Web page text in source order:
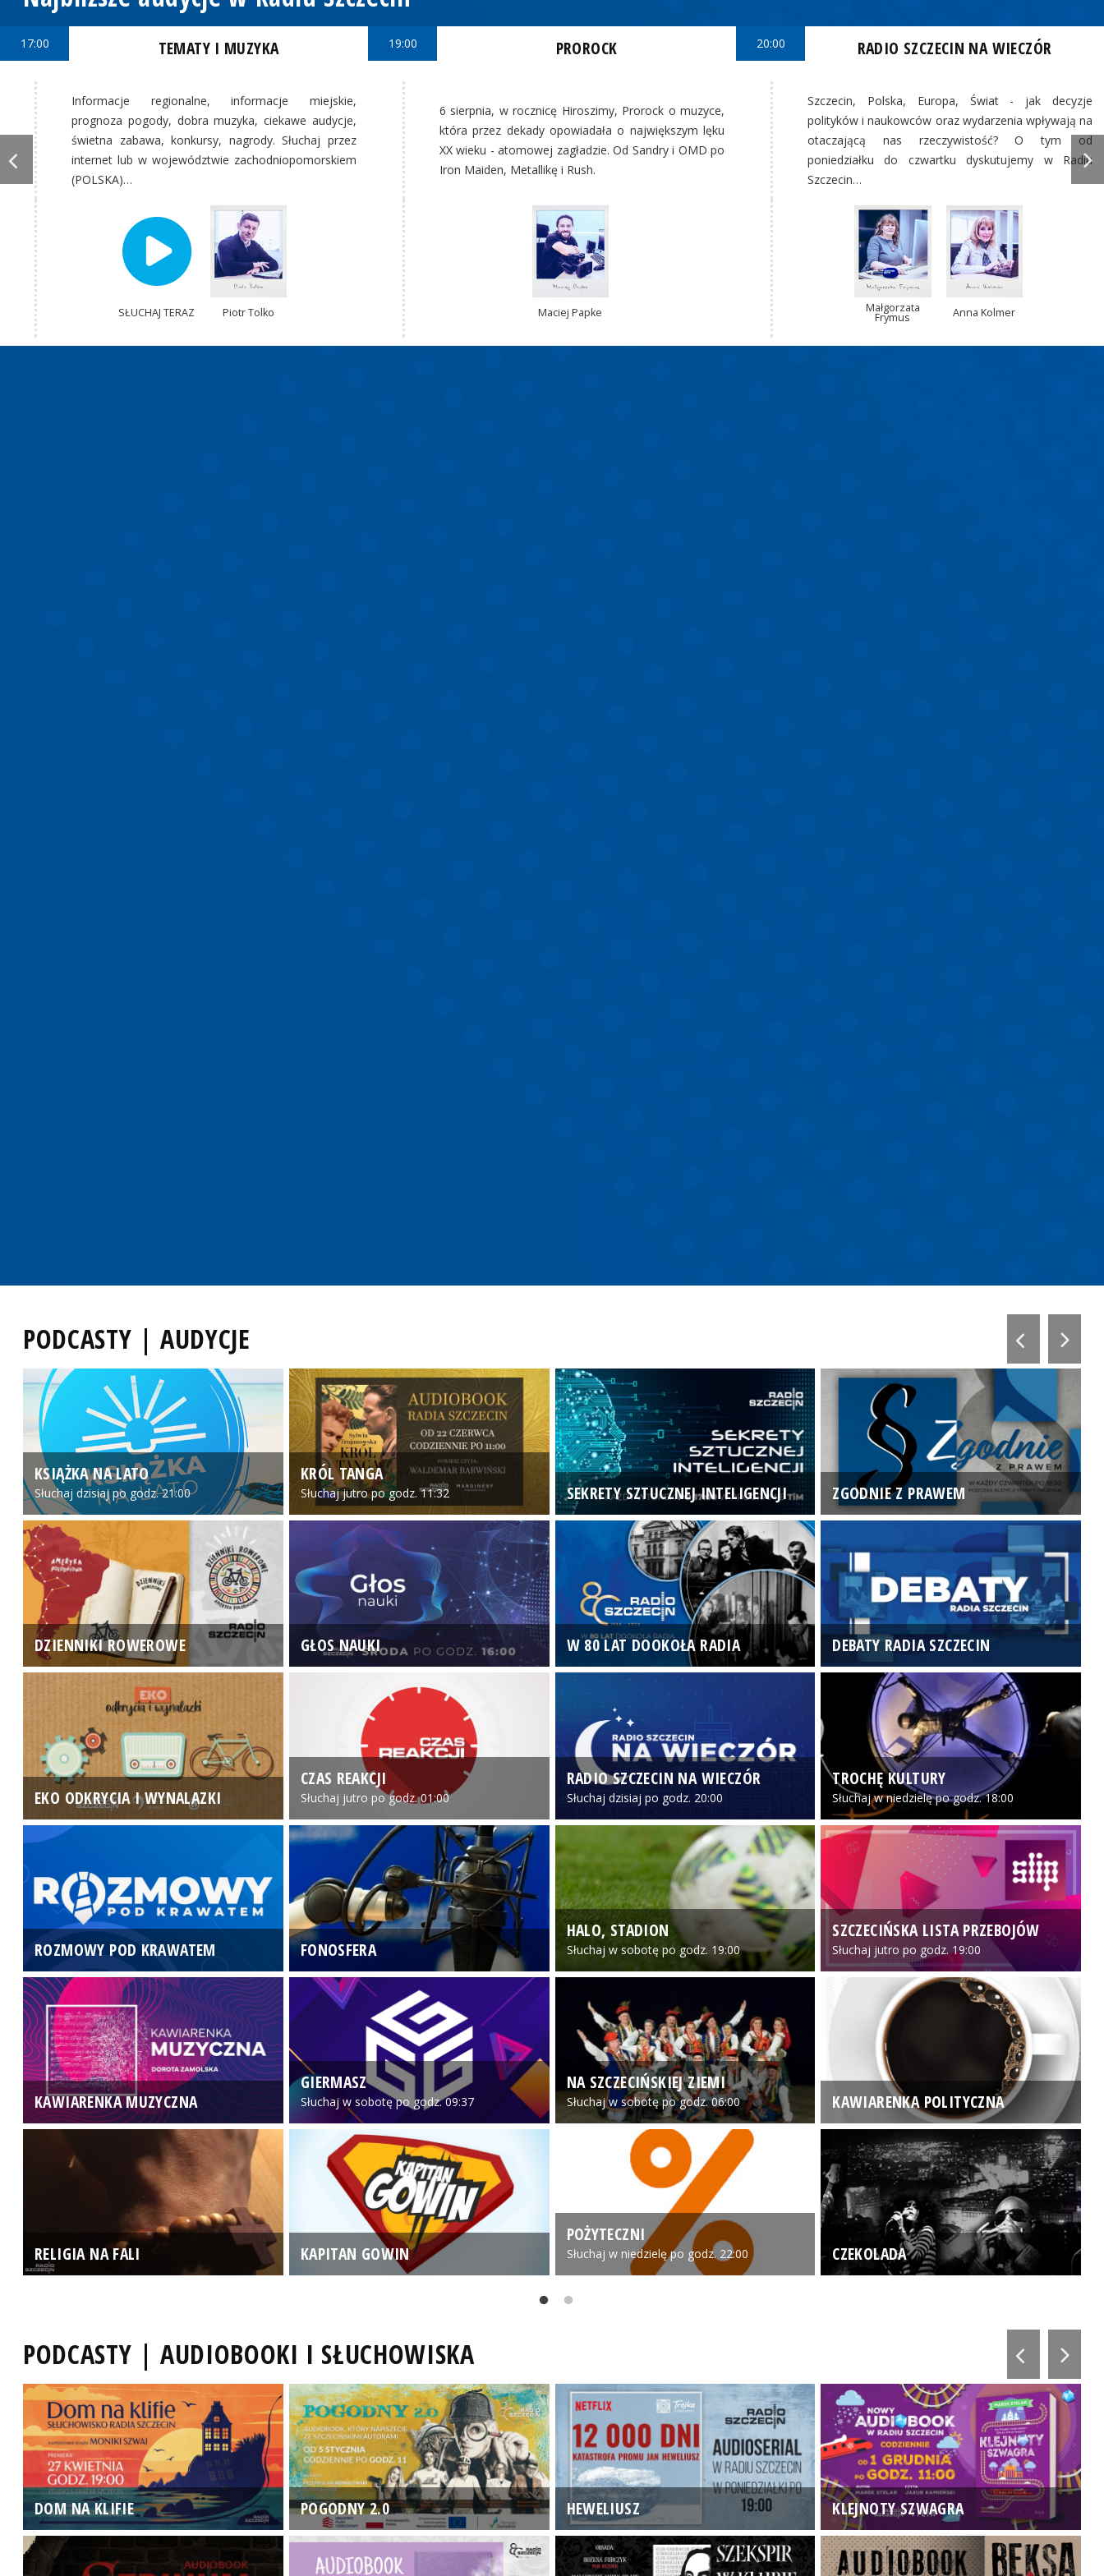
17:00 TEMATY I MUZYKA
Informacje regionalne, informacje miejskie,
prognoza pogody, dobra muzyka, ciekawe audycje,
świetna zabawa, konkursy, nagrody. Słuchaj przez
internet lub w województwie zachodniopomorskiem
(POLSKA)…
SŁUCHAJ TERAZ Piotr Tolko
19:00 PROROCK
6 sierpnia, w rocznicę Hiroszimy, Prorock o muzyce,
która przez dekady opowiadała o największym lęku
XX wieku - atomowej zagładzie. Od Sandry i OMD po
Iron Maiden, Metallikę i Rush.
Maciej Papke
20:00 RADIO SZCZECIN NA WIECZÓR
Szczecin, Polska, Europa, Świat - jak decyzje
polityków i naukowców oraz wydarzenia wpływają na
otaczającą nas rzeczywistość? O tym od
poniedziałku do czwartku dyskutujemy w Radiu
Szczecin…
Małgorzata
Frymus Anna Kolmer
PODCASTY | AUDYCJE
KSIĄŻKA NA LATO
Słuchaj dzisiaj po godz. 21:00
KRÓL TANGA
Słuchaj jutro po godz. 11:32 SEKRETY SZTUCZNEJ INTELIGENCJI ZGODNIE Z PRAWEM
DZIENNIKI ROWEROWE GŁOS NAUKI W 80 LAT DOOKOŁA RADIA DEBATY RADIA SZCZECIN
EKO ODKRYCIA I WYNALAZKI
CZAS REAKCJI
Słuchaj jutro po godz. 01:00
RADIO SZCZECIN NA WIECZÓR
Słuchaj dzisiaj po godz. 20:00
TROCHĘ KULTURY
Słuchaj w niedzielę po godz. 18:00
ROZMOWY POD KRAWATEM FONOSFERA
HALO, STADION
Słuchaj w sobotę po godz. 19:00
SZCZECIŃSKA LISTA PRZEBOJÓW
Słuchaj jutro po godz. 19:00
KAWIARENKA MUZYCZNA
GIERMASZ
Słuchaj w sobotę po godz. 09:37
NA SZCZECIŃSKIEJ ZIEMI
Słuchaj w sobotę po godz. 06:00 KAWIARENKA POLITYCZNA
RELIGIA NA FALI KAPITAN GOWIN
POŻYTECZNI
Słuchaj w niedzielę po godz. 22:00 CZEKOLADA
PODCASTY | AUDIOBOOKI I SŁUCHOWISKA
DOM NA KLIFIE POGODNY 2.0 HEWELIUSZ KLEJNOTY SZWAGRA